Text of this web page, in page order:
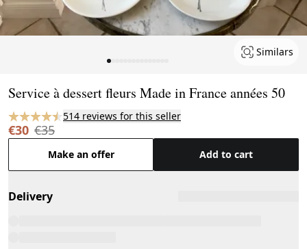
Similars
Service à dessert fleurs Made in France années 50
514 reviews for this seller
€30 €35
Make an offer Add to cart
Delivery